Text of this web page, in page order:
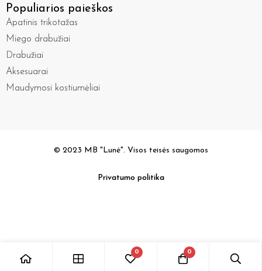
Populiarios paieškos
Apatinis trikotažas
Miego drabužiai
Drabužiai
Aksesuarai
Maudymosi kostiumėliai
© 2023 MB "Lunė". Visos teisės saugomos
Privatumo politika
0 0